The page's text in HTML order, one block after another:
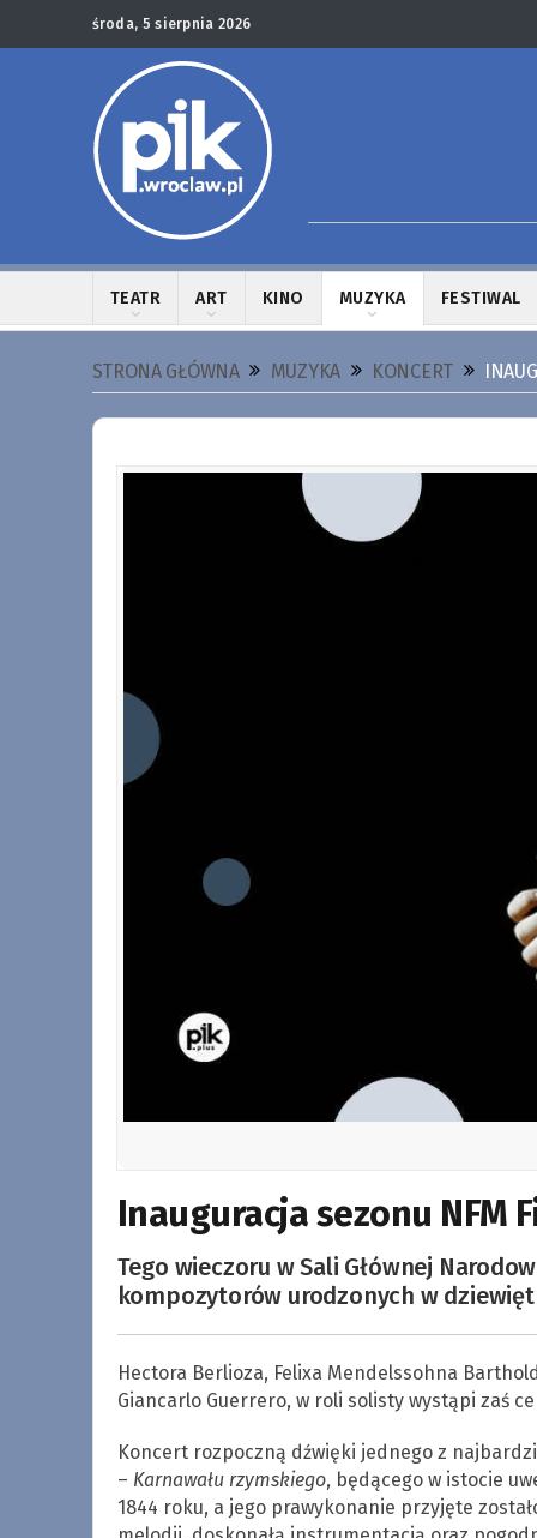
środa, 5 sierpnia 2026
TEATR ART KINO MUZYKA FESTIWAL
STRONA GŁÓWNA MUZYKA KONCERT
Inauguracja sezonu NFM
Tego wieczoru w Sali Głównej
kompozytorów urodzonych w
Hectora Berlioza, Felixa Mendelssohna
Giancarlo Guerrero, w roli solisty wystąpi zaś
Koncert rozpoczną dźwięki jednego z
– Karnawału rzymskiego, będącego w istocie
1844 roku, a jego prawykonanie przyjęte